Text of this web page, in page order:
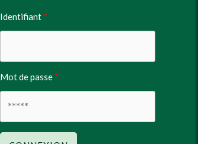
Identifiant
Mot de passe